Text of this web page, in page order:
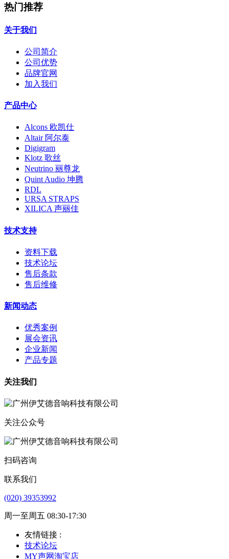
热门推荐
关于我们
公司简介
公司优势
品牌官网
加入我们
产品中心
Alcons 欧凯仕
Altair 阿尔泰
Digigram
Klotz 歌丝
Neutrino 丽尊龙
Quint Audio 坤腾
RDL
URSA STRAPS
XILICA 声丽佳
技术支持
资料下载
技术论坛
售后条款
售后维修
新闻动态
优秀案例
展会资讯
企业新闻
产品专题
关注我们
关注公众号
扫码咨询
联系我们
(020) 39353992
周一至周五 08:30-17:30
友情链接 :
技术论坛
MY声网淘宝店